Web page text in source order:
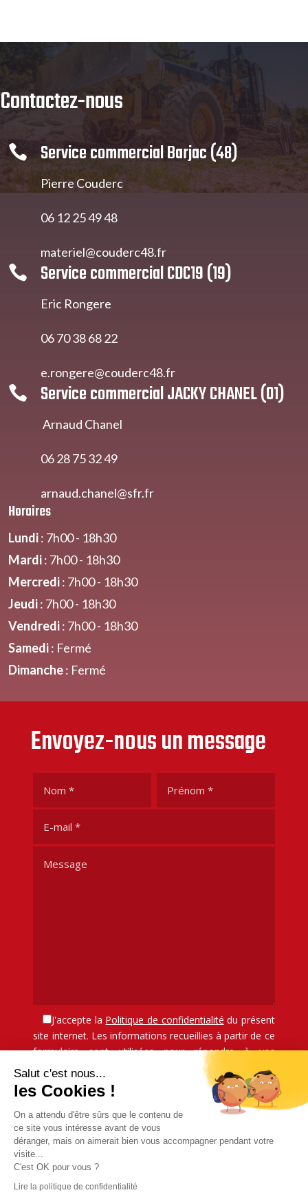
Salut c'est nous...
les Cookies !
On a attendu d'être sûrs que le contenu de
ce site vous intéresse avant de vous
déranger, mais on aimerait bien vous accompagner pendant votre
visite...
C'est OK pour vous ?
Lire la politique de confidentialité
Contactez-nous
 Service commercial Barjac (48)
Pierre Couderc
06 12 25 49 48
materiel@couderc48.fr
 Service commercial CDC19 (19)
Eric Rongere
06 70 38 68 22
e.rongere@couderc48.fr
 Service commercial JACKY CHANEL (01)
Arnaud Chanel
06 28 75 32 49
arnaud.chanel@sfr.fr
Horaires
Lundi: 7h00 - 18h30
Mardi: 7h00 - 18h30
Mercredi: 7h00 - 18h30
Jeudi: 7h00 - 18h30
Vendredi: 7h00 - 18h30
Samedi: Fermé
Dimanche: Fermé
Envoyez-nous un message
J'accepte la Politique de confidentialité du présent
site internet. Les informations recueillies à partir de ce
formulaire sont utilisées pour répondre à vos
demandes.